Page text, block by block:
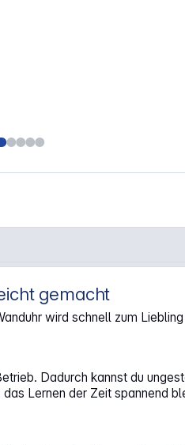
& Ente"
gemacht
wird schnell zum
Dadurch kannst du
Lernen der Zeit spannend